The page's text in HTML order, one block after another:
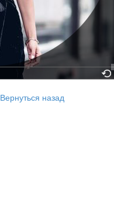
Вернуться назад